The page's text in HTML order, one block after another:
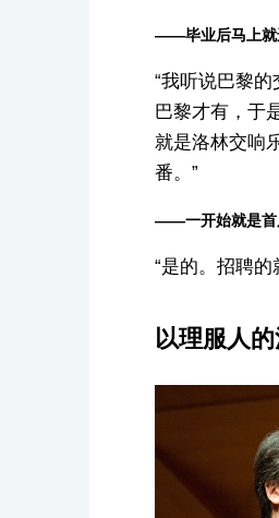
——毕业后马上就
“我听说巴黎
巴黎才有，于
就是洛林交响
番。”
——一开始就是首
“是的。招聘
以理服人